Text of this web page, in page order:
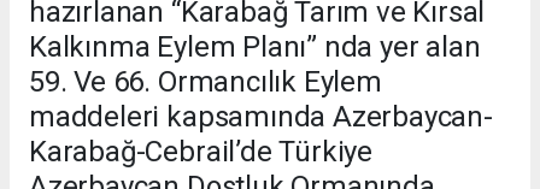
hazırlanan “Karabağ Tarım ve Kırsal
Kalkınma Eylem Planı” nda yer alan
59. Ve 66. Ormancılık Eylem
maddeleri kapsamında Azerbaycan-
Karabağ-Cebrail’de Türkiye